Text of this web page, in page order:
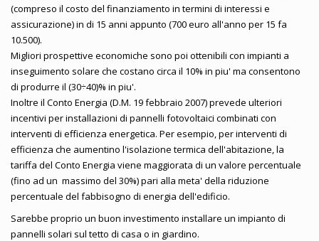
(compreso il costo del finanziamento in termini di interessi e
assicurazione) in di 15 anni appunto (700 euro all'anno per 15 fa
10.500).
Migliori prospettive economiche sono poi ottenibili con impianti a
inseguimento solare che costano circa il 10% in piu' ma consentono
di produrre il (30÷40)% in piu'.
Inoltre il Conto Energia (D.M. 19 febbraio 2007) prevede ulteriori
incentivi per installazioni di pannelli fotovoltaici combinati con
interventi di efficienza energetica. Per esempio, per interventi di
efficienza che aumentino l'isolazione termica dell'abitazione, la
tariffa del Conto Energia viene maggiorata di un valore percentuale
(fino ad un massimo del 30%) pari alla meta' della riduzione
percentuale del fabbisogno di energia dell'edificio.
Sarebbe proprio un buon investimento installare un impianto di
pannelli solari sul tetto di casa o in giardino.